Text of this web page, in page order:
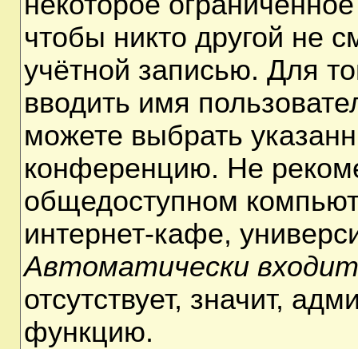
чтобы никто другой не
учётной записью. Для
вводить имя
можете выбрать
конференцию. Не
общедоступном
интернет-кафе,
Автоматически
отсутствует, значит,
функцию.